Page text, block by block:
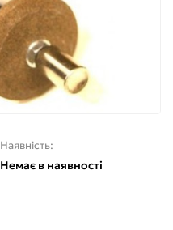
Наявність:
Немає в наявності